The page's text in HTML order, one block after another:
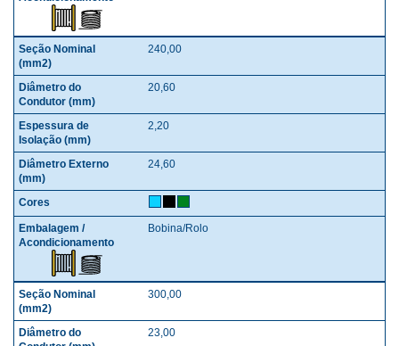
240,00
20,60
2,20
24,60
Bobina/Rolo
300,00
23,00